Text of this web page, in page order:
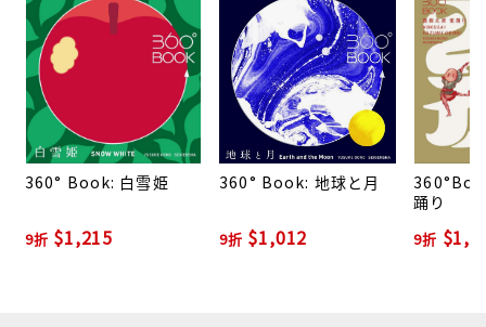
同時發行！
史上初! 驚きの仕掛け! 360°に広がるギフトブック!
富士山と雲、鶴たちが織り成す圧巻で繊細なジオラマ
360°BOOKは、これまでにない方法で三次元の世界を
円を描くように本をぐるっと開くと、瞬く間に立体の
360° Book: 白雪姫
9折 $1,215
360° Book: 地球と月
9折 $1,012
踊り
9折